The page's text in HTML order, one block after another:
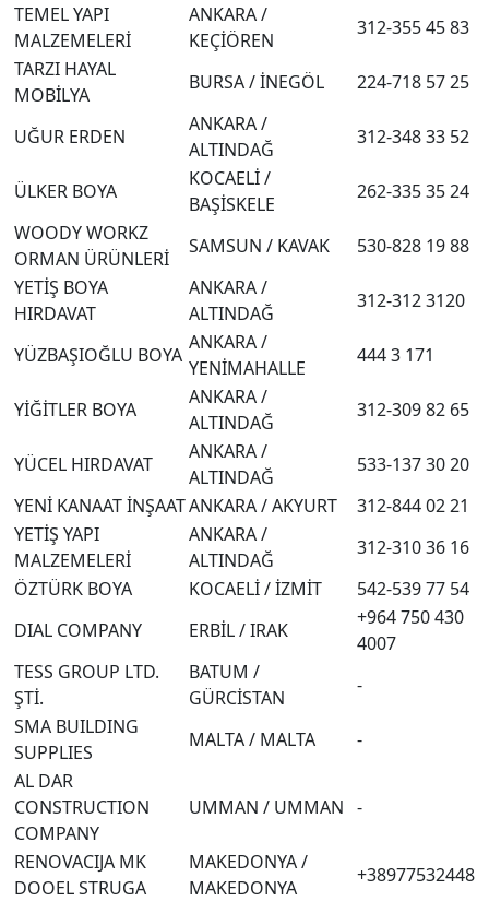
TEMEL YAPI
MALZEMELERİ
ANKARA /
KEÇİÖREN
312-355 45 83
TARZI HAYAL
MOBİLYA
BURSA / İNEGÖL 224-718 57 25
UĞUR ERDEN
ANKARA /
ALTINDAĞ
312-348 33 52
ÜLKER BOYA
KOCAELİ /
BAŞİSKELE
262-335 35 24
WOODY WORKZ
ORMAN ÜRÜNLERİ
SAMSUN / KAVAK
530-828 19 88
YETİŞ BOYA
HIRDAVAT
ANKARA /
ALTINDAĞ
312-312 3120
YÜZBAŞIOĞLU BOYA
ANKARA /
YENİMAHALLE
444 3 171
YİĞİTLER BOYA
ANKARA /
ALTINDAĞ
312-309 82 65
YÜCEL HIRDAVAT
ANKARA /
ALTINDAĞ
533-137 30 20
YENİ KANAAT İNŞAATANKARA / AKYURT
312-844 02 21
YETİŞ YAPI
MALZEMELERİ
ANKARA /
ALTINDAĞ
312-310 36 16
ÖZTÜRK BOYA
KOCAELİ / İZMİT
542-539 77 54
DIAL COMPANY
ERBİL / IRAK
+964 750 430
4007
TESS GROUP LTD.
ŞTİ.
BATUM /
GÜRCİSTAN
-
SMA BUILDING
SUPPLIES
MALTA / MALTA
-
AL DAR
CONSTRUCTION
COMPANY
UMMAN / UMMAN -
RENOVACIJA MK
DOOEL STRUGA
MAKEDONYA /
MAKEDONYA
+38977532448